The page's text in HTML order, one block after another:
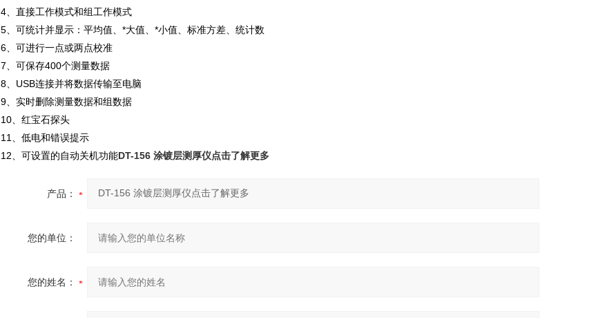
4、直接工作模式和组工作模式
5、可统计并显示：平均值、*大值、*小值、标准方差、统计数
6、可进行一点或两点校准
7、可保存400个测量数据
8、USB连接并将数据传输至电脑
9、实时删除测量数据和组数据
10、红宝石探头
11、低电和错误提示
12、可设置的自动关机功能DT-156 涂镀层测厚仪点击了解更多
产品：
您的单位：
您的姓名：